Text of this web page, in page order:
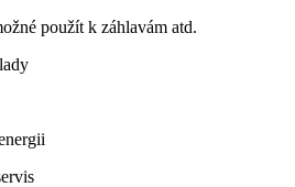
použít k záhlavám atd.